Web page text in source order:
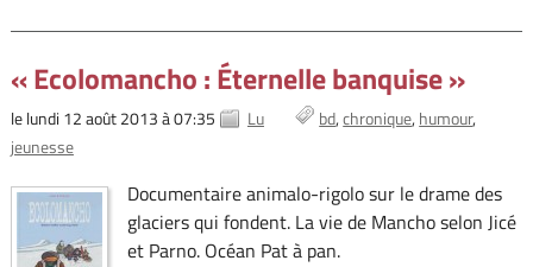
« Ecolomancho : Éternelle banquise »
le lundi 12 août 2013 à 07:35 Lu bd chronique humour
jeunesse
Documentaire animalo-rigolo sur le drame des
glaciers qui fondent. La vie de Mancho selon Jicé
et Parno. Océan Pat à pan.